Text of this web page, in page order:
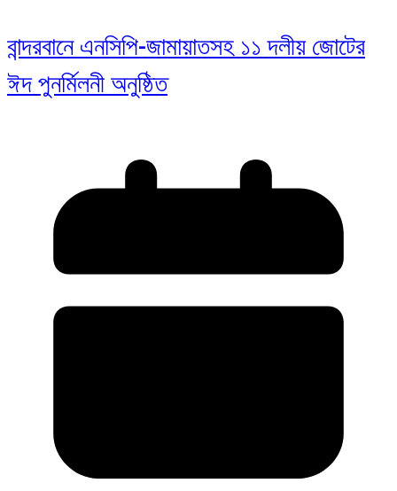
বান্দরবানে এনসিপি-জামায়াতসহ ১১ দলীয় জোটের
ঈদ পুনর্মিলনী অনুষ্ঠিত